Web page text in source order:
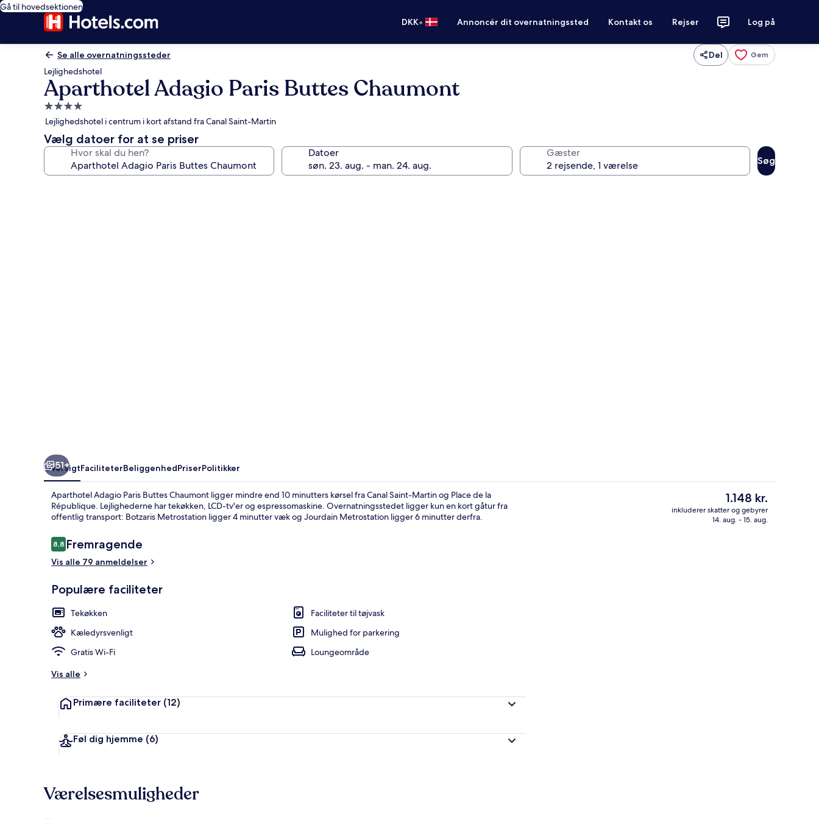
Gå til hovedsektionen
DKK• Annoncér dit overnatningssted Kontakt os Rejser Log på
Se alle overnatningssteder Del Gem
Lejlighedshotel
Aparthotel Adagio Paris Buttes Chaumont
4.0-
stjernet
overnatningssted
Lejlighedshotel i centrum i kort afstand fra Canal Saint-Martin
Vælg datoer for at se priser
Hvor skal du hen? Datoer Gæster
Søg
Morgenmadsbuffet hver dag mod et
51+
OversigtFaciliteterBeliggenhedPriserPolitikker
Aparthotel Adagio Paris Buttes Chaumont ligger mindre end 10 minutters kørsel fra Canal Saint-Martin og Place de la
République. Lejlighederne har tekøkken, LCD-tv'er og espressomaskine. Overnatningsstedet ligger kun en kort gåtur fra
offentlig transport: Botzaris Metrostation ligger 4 minutter væk og Jourdain Metrostation ligger 6 minutter derfra.
Anmeldelser
8,88,8 ud af 10.
Fremragende
Vis alle 79 anmeldelser
Populære faciliteter
Tekøkken
Faciliteter til tøjvask
Kæledyrsvenligt
Mulighed for parkering
Gratis Wi-Fi
Loungeområde
Vis alle
Primære faciliteter (12)
Føl dig hjemme (6)
Den
nuværende
pris
1.148 kr.
inkluderer skatter og gebyrer
14. aug. - 15. aug.
Værelsesmuligheder